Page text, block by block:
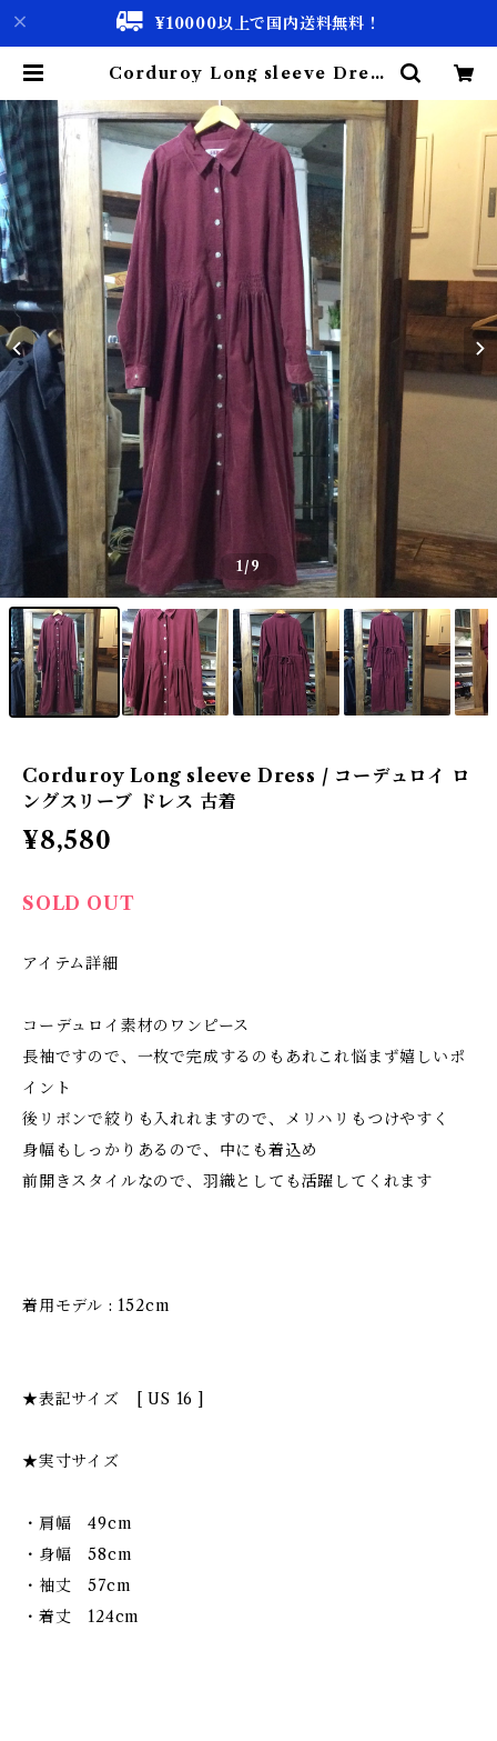
¥10000以上で国内送料無料！
Corduroy Long sleeve Dress
ス 古着 | 古着屋 仙台 biscco【古
着 & Vintage 通販】
1/9
Corduroy Long sleeve Dress / コーデュロイ ロ
ングスリーブ ドレス 古着
¥8,580
SOLD OUT
アイテム詳細
コーデュロイ素材のワンピース
長袖ですので、一枚で完成するのもあれこれ悩まず嬉しいポ
イント
後リボンで絞りも入れれますので、メリハリもつけやすく
身幅もしっかりあるので、中にも着込め
前開きスタイルなので、羽織としても活躍してくれます
着用モデル : 152cm
★表記サイズ [ US 16 ]
★実寸サイズ
・肩幅 49cm
・身幅 58cm
・袖丈 57cm
・着丈 124cm